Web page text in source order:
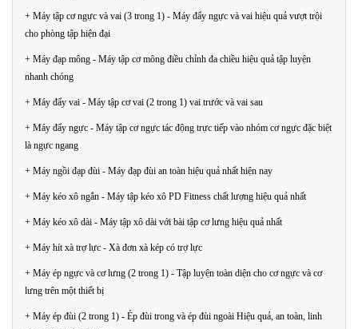
+ Máy tập cơ ngực và vai (3 trong 1) - Máy đẩy ngực và vai hiệu quả vượt trội
cho phòng tập hiện đại
+ Máy đạp mông - Máy tập cơ mông điều chỉnh đa chiều hiệu quả tập luyện
nhanh chóng
+ Máy đẩy vai - Máy tập cơ vai (2 trong 1) vai trước và vai sau
+ Máy đẩy ngực - Máy tập cơ ngực tác động trực tiếp vào nhóm cơ ngực đặc biệt
là ngực ngang
+ Máy ngồi đạp đùi - Máy đạp đùi an toàn hiệu quả nhất hiện nay
+ Máy kéo xô ngắn - Máy tập kéo xô PD Fitness chất lượng hiệu quả nhất
+ Máy kéo xô dài - Máy tập xô dài với bài tập cơ lưng hiệu quả nhất
+ Máy hít xà trợ lực - Xà đơn xà kép có trợ lực
+ Máy ép ngực và cơ lưng (2 trong 1) - Tập luyện toàn diện cho cơ ngực và cơ
lưng trên một thiết bị
+ Máy ép đùi (2 trong 1) - Ép đùi trong và ép đùi ngoài Hiệu quả, an toàn, linh